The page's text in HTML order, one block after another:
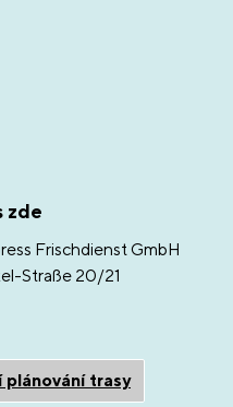
zde
Frischdienst GmbH
Straße 20/21
plánování trasy